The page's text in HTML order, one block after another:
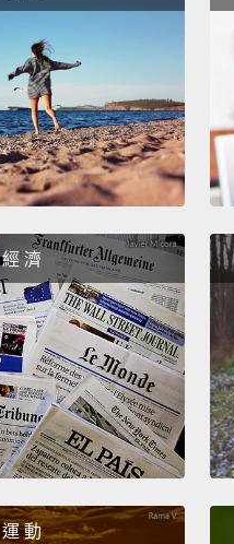
歐洲太空總署計劃在
使用一張巨網來捕獲碎
經 濟
運 動